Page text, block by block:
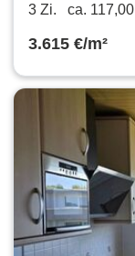
3 Zi. ca. 117,00
3.615 €/m²